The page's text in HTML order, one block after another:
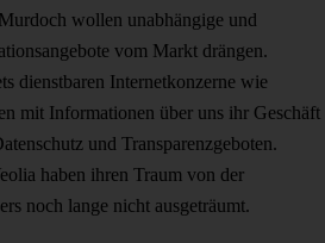
wollen unabhängige und
vom Markt drängen.
dienstbaren Internetkonzerne wie
mit Informationen über uns ihr Geschäft
und Transparenzgeboten.
haben ihren Traum von der
noch lange nicht ausgeträumt.